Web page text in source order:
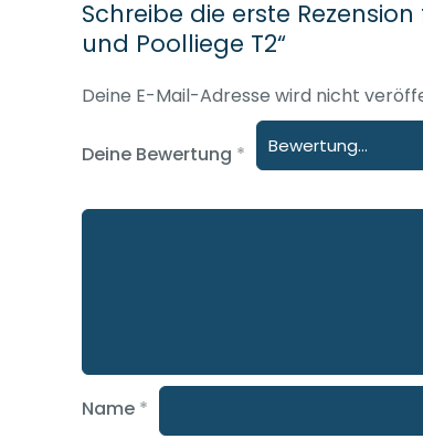
Schreibe die erste
und Poolliege T2“
Deine E-Mail-Adresse wird nicht
Deine Bewertung *
Name *